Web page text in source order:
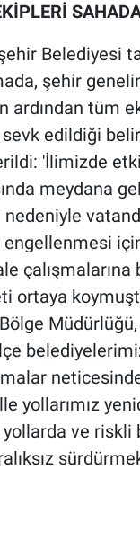
Belediyesi
şehir
ardından tüm
edildiği
'İlimizde
meydana
nedeniyle
çalışmalarına
ortaya
yollarımız
ve riskli